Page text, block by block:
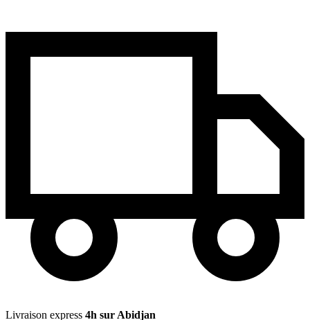
Livraison express 4h sur Abidjan